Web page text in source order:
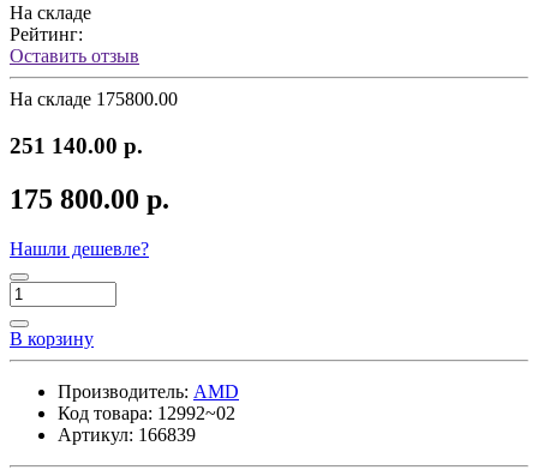
На складе
Рейтинг:
Оставить отзыв
На складе 175800.00
251 140.00 р.
175 800.00 р.
Нашли дешевле?
В корзину
Производитель: AMD
Код товара: 12992~02
Артикул: 166839